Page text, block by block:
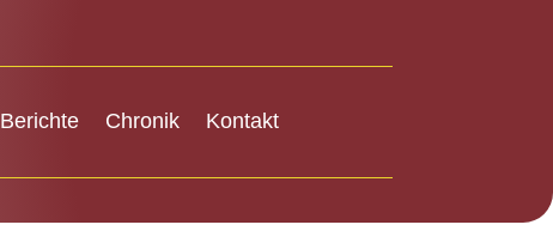
Berichte Chronik Kontakt